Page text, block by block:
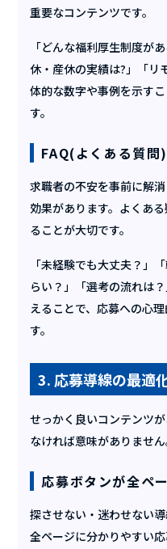
重要なコンテンツです。
「どんな福利厚生制度が
休・産休の実績は?」「
体的な数字や事例を示す
す。
FAQ(よくある質問
求職者の不安を事前に解
効果があります。よくあ
ることが大切です。
「未経験でも大丈夫？」
らい？」「選考の流れは
えることで、応募への心
す。
3. 応募導線の最適
せっかく良いコンテンツ
なければ意味がありません
応募ボタンが全ペ
探させない・迷わせない
全ページに分かりやすい